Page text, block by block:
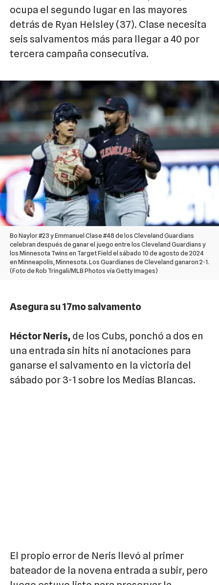
ocupa el segundo lugar en las mayores
detrás de Ryan Helsley (37). Clase necesita
seis salvamentos más para llegar a 40 por
tercera campaña consecutiva.
Bo Naylor #23 y Emmanuel Clase #48 de los Cleveland Guardians
celebran después de ganar el juego entre los Cleveland Guardians y
los Minnesota Twins en Target Field el sábado 10 de agosto de 2024
en Minneapolis, Minnesota. Los Guardianes de Cleveland ganaron 2-1.
(Foto de Rob Tringali/MLB Photos vía Getty Images)
Asegura su 17mo salvamento
Héctor Neris, de los Cubs, ponchó a dos en
una entrada sin hits ni anotaciones para
ganarse el salvamento en la victoria del
sábado por 3-1 sobre los Medias Blancas.
El propio error de Neris llevó al primer
bateador de la novena entrada a subir, pero